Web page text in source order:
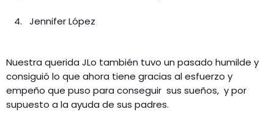
Jennifer López
Nuestra querida JLo también tuvo un pasado humilde y
consiguió lo que ahora tiene gracias al esfuerzo y
empeño que puso para conseguir sus sueños, y por
supuesto a la ayuda de sus padres.